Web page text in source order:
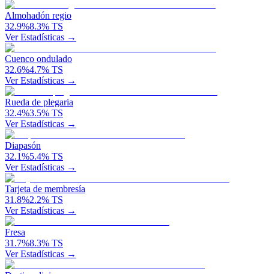
Almohadón regio
32.9%8.3% TS
Ver Estadísticas →
Cuenco ondulado
32.6%4.7% TS
Ver Estadísticas →
Rueda de plegaria
32.4%3.5% TS
Ver Estadísticas →
Diapasón
32.1%5.4% TS
Ver Estadísticas →
Tarjeta de membresía
31.8%2.2% TS
Ver Estadísticas →
Fresa
31.7%8.3% TS
Ver Estadísticas →